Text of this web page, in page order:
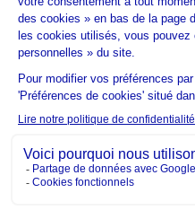
Données
Gestion
Accessibilité
2026 Big Bang